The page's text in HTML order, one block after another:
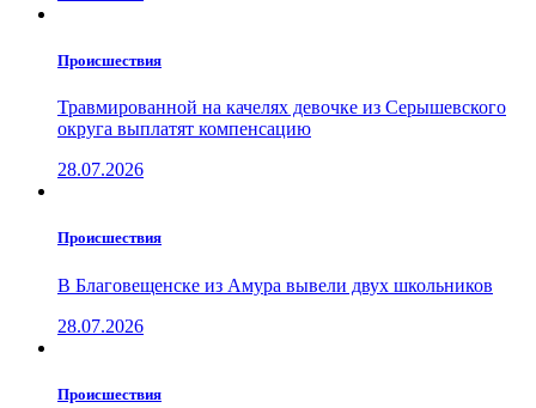
Проиcшествия
Травмированной на качелях девочке из Серышевского
округа выплатят компенсацию
28.07.2026
Проиcшествия
В Благовещенске из Амура вывели двух школьников
28.07.2026
Проиcшествия